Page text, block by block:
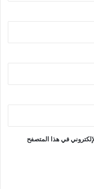
في هذا المتصفح